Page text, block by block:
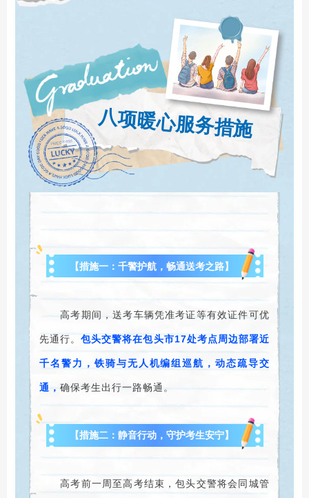
八项暖心服务措施
【措施一：千警护航，畅通送考之路】
高考期间，送考车辆凭准考证等有效证件可优
先通行。包头交警将在包头市17处考点周边部署近
千名警力，铁骑与无人机编组巡航，动态疏导交
通，确保考生出行一路畅通。
【措施二：静音行动，守护考生安宁】
高考前一周至高考结束，包头交警将会同城管